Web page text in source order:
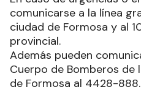
comunicarse a la línea
ciudad de Formosa y al
provincial.
Además pueden
Cuerpo de Bomberos de
de Formosa al 4428-888.